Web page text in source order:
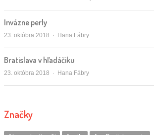
Invázne perly
23. októbra 2018 Autor/ka
Hana Fábry
Bratislava v hľadáčiku
23. októbra 2018 Autor/ka
Hana Fábry
Značky